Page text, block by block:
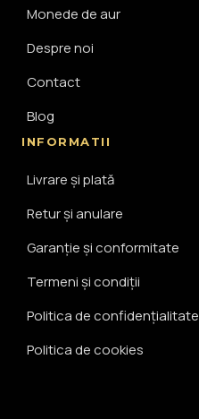
Monede de aur
Despre noi
Contact
Blog
INFORMATII
Livrare și plată
Retur și anulare
Garanție și conformitate
Termeni și condiții
Politica de confidențialitate
Politica de cookies